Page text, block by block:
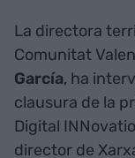
La directora
Comunitat
García, ha
clausura de la
Digital
director de